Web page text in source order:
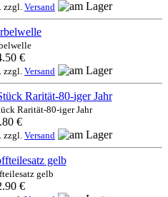
Versand
€
Versand
Rarität-80-iger Jahr
€
Versand
gelb
€